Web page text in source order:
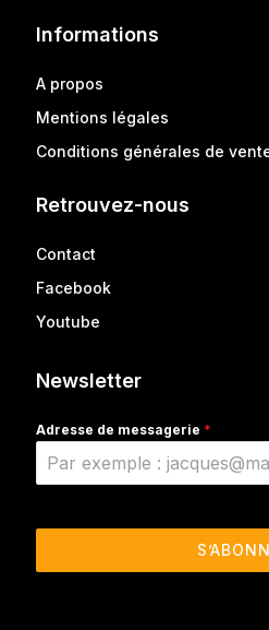
Informations
A propos
Mentions légales
Conditions générales de
Retrouvez-nous
Contact
Facebook
Youtube
Newsletter
Adresse de messagerie *